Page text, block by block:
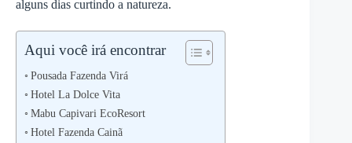
alguns dias curtindo a natureza.
Aqui você irá encontrar
Pousada Fazenda Virá
Hotel La Dolce Vita
Mabu Capivari EcoResort
Hotel Fazenda Cainã